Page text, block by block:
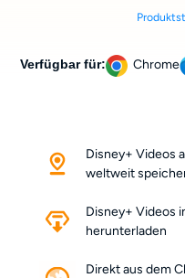
Verfügbar für: Chrome
Disney+ Videos
weltweit
Disney+ Videos
herunterladen
Direkt aus dem